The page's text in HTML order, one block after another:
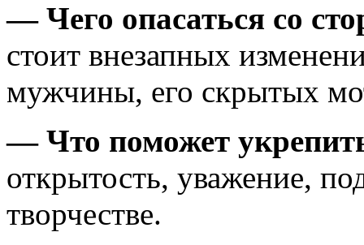
— Чего опасаться со
стоит внезапных
мужчины, его скрытых
— Что поможет
открытость, уважение,
творчестве.